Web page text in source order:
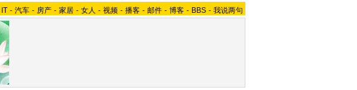
IT - 汽车 - 房产 - 家居 - 女人 - 视频 - 播客 - 邮件 - 博客 - BBS - 我说两句